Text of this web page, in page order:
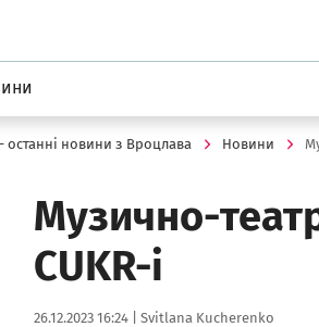
останні новини з Вроцлава Новини
Музично-
CUKR-i
Data publikacji:
26.12.2023 16:24 | Autor:
Svitlana Kucherenko